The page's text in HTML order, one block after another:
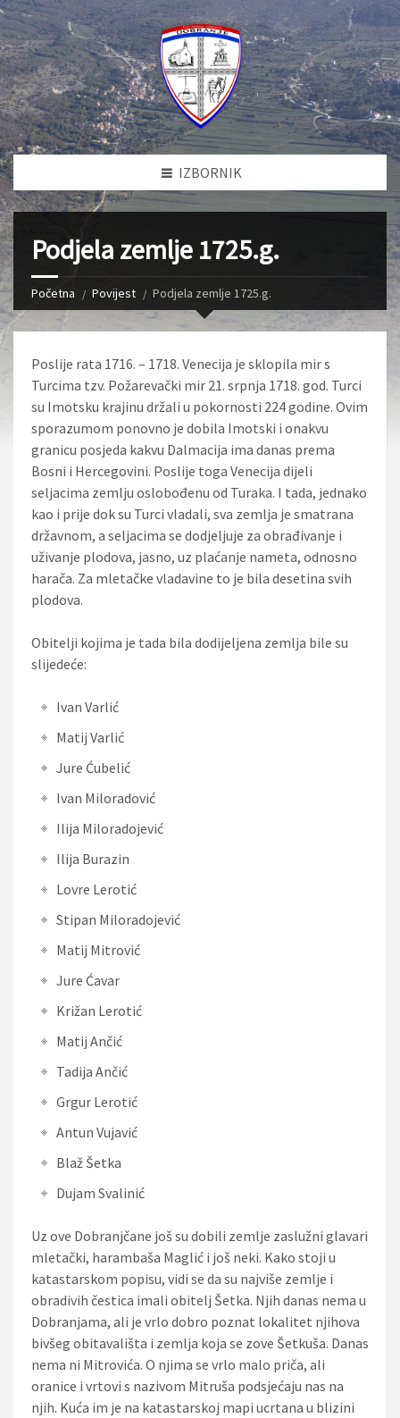
IZBORNIK
Podjela zemlje 1725.g.
Početna Povijest Podjela zemlje 1725.g.
Poslije rata 1716. – 1718. Venecija je sklopila mir s
Turcima tzv. Požarevački mir 21. srpnja 1718. god. Turci
su Imotsku krajinu držali u pokornosti 224 godine. Ovim
sporazumom ponovno je dobila Imotski i onakvu
granicu posjeda kakvu Dalmacija ima danas prema
Bosni i Hercegovini. Poslije toga Venecija dijeli
seljacima zemlju oslobođenu od Turaka. I tada, jednako
kao i prije dok su Turci vladali, sva zemlja je smatrana
državnom, a seljacima se dodjeljuje za obrađivanje i
uživanje plodova, jasno, uz plaćanje nameta, odnosno
harača. Za mletačke vladavine to je bila desetina svih
plodova.
Obitelji kojima je tada bila dodijeljena zemlja bile su
slijedeće:
Ivan Varlić
Matij Varlić
Jure Ćubelić
Ivan Miloradović
Ilija Miloradojević
Ilija Burazin
Lovre Lerotić
Stipan Miloradojević
Matij Mitrović
Jure Ćavar
Križan Lerotić
Matij Ančić
Tadija Ančić
Grgur Lerotić
Antun Vujavić
Blaž Šetka
Dujam Svalinić
Uz ove Dobranjčane još su dobili zemlje zaslužni glavari
mletački, harambaša Maglić i još neki. Kako stoji u
katastarskom popisu, vidi se da su najviše zemlje i
obradivih čestica imali obitelj Šetka. Njih danas nema u
Dobranjama, ali je vrlo dobro poznat lokalitet njihova
bivšeg obitavališta i zemlja koja se zove Šetkuša. Danas
nema ni Mitrovića. O njima se vrlo malo priča, ali
oranice i vrtovi s nazivom Mitruša podsjećaju nas na
njih. Kuća im je na katastarskoj mapi ucrtana u blizini